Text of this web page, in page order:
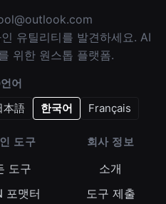
유틸리티를 발견하세요. AI
위한 원스톱 플랫폼.
언어
本語 한국어 Français
도구
도구
포맷터
회사 정보
소개
도구 제출